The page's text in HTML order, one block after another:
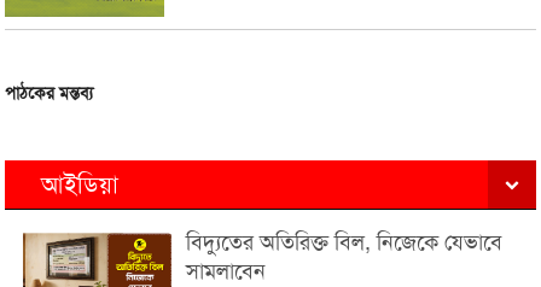
পাঠকের মন্তব্য
আইডিয়া
বিদ্যুতের অতিরিক্ত বিল, নিজেকে যেভাবে
সামলাবেন